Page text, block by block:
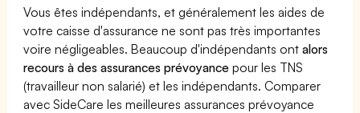
Vous êtes indépendants, et généralement les aides de
votre caisse d'assurance ne sont pas très importantes
voire négligeables. Beaucoup d'indépendants ontalors
recours à des assurances prévoyance pour les TNS
(travailleur non salarié) et les indépendants. Comparer
avec SideCare les meilleures assurances prévoyance